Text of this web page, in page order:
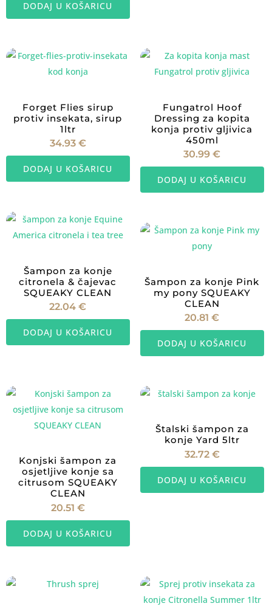
DODAJ U KOŠARICU
Forget Flies sirup
protiv insekata, sirup
1ltr
34.93 €
DODAJ U KOŠARICU
Fungatrol Hoof
Dressing za kopita
konja protiv gljivica
450ml
30.99€
DODAJ U KOŠARICU
Šampon za konje
citronela & čajevac
SQUEAKY CLEAN
22.04€
DODAJ U KOŠARICU
Šampon za konje Pink
my pony SQUEAKY
CLEAN
20.81€
DODAJ U KOŠARICU
Konjski šampon za
osjetljive konje sa
citrusom SQUEAKY
CLEAN
20.51 €
DODAJ U KOŠARICU
Štalski šampon za
konje Yard 5ltr
32.72 €
DODAJ U KOŠARICU